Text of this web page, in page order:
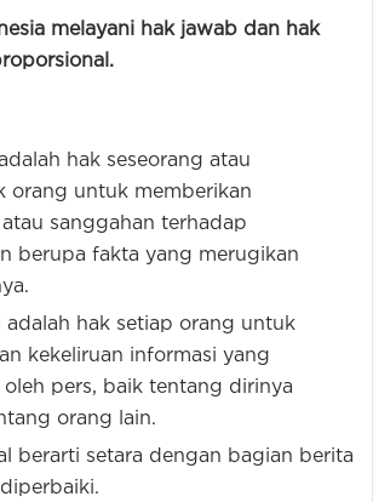
melayani hak jawab dan hak
hak seseorang atau
orang untuk memberikan
sanggahan terhadap
berupa fakta yang merugikan
adalah hak setiap orang untuk
kekeliruan informasi yang
pers, baik tentang dirinya
orang lain.
berarti setara dengan bagian berita